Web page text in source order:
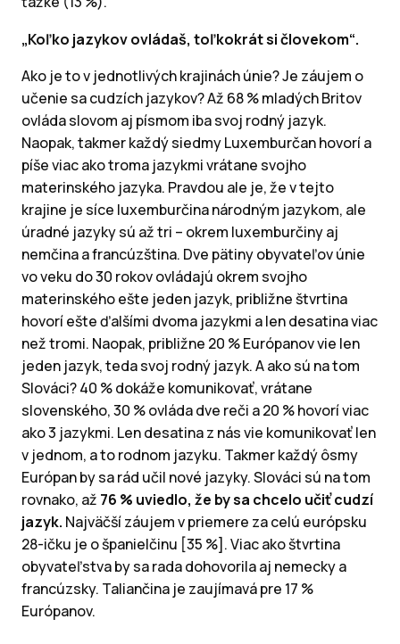
„Koľko jazykov ovládaš, toľkokrát si človekom“.
Ako je to v jednotlivých krajinách únie? Je záujem o
učenie sa cudzích jazykov? Až 68 % mladých Britov
ovláda slovom aj písmom iba svoj rodný jazyk.
Naopak, takmer každý siedmy Luxemburčan hovorí a
píše viac ako troma jazykmi vrátane svojho
materinského jazyka. Pravdou ale je, že v tejto
krajine je síce luxemburčina národným jazykom, ale
úradné jazyky sú až tri – okrem luxemburčiny aj
nemčina a francúzština. Dve pätiny obyvateľov únie
vo veku do 30 rokov ovládajú okrem svojho
materinského ešte jeden jazyk, približne štvrtina
hovorí ešte ďalšími dvoma jazykmi a len desatina viac
než tromi. Naopak, približne 20 % Európanov vie len
jeden jazyk, teda svoj rodný jazyk. A ako sú na tom
Slováci? 40 % dokáže komunikovať, vrátane
slovenského, 30 % ovláda dve reči a 20 % hovorí viac
ako 3 jazykmi. Len desatina z nás vie komunikovať len
v jednom, a to rodnom jazyku. Takmer každý ôsmy
Európan by sa rád učil nové jazyky. Slováci sú na tom
rovnako, až 76 % uviedlo, že by sa chcelo učiť cudzí
jazyk. Najväčší záujem v priemere za celú európsku
28-ičku je o španielčinu [35 %]. Viac ako štvrtina
obyvateľstva by sa rada dohovorila aj nemecky a
francúzsky. Taliančina je zaujímavá pre 17 %
Európanov.